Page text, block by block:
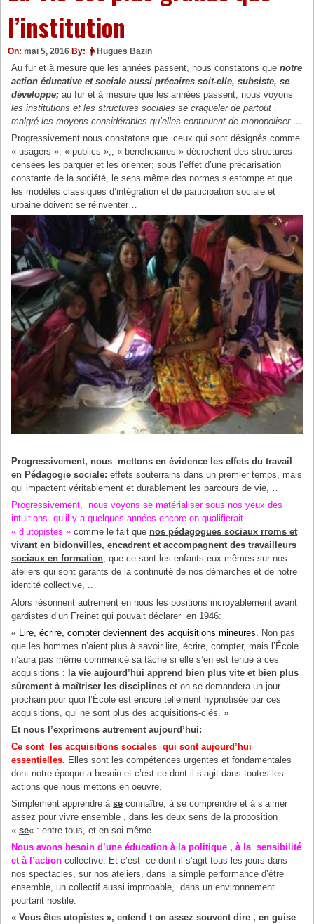
l’institution
On: mai 5, 2016 By: Hugues Bazin
Au fur et à mesure que les années passent, nous constatons quenotre
action éducative et sociale aussi précaires soit-elle, subsiste, se
développe; au fur et à mesure que les années passent, nous voyons
les institutions et les structures sociales se craqueler de partout ,
malgré les moyens considérables qu’elles continuent de monopoliser …
Progressivement nous constatons que ceux qui sont désignés comme
« usagers », « publics »,, « bénéficiaires » décrochent des structures
censées les parquer et les orienter; sous l’effet d’une précarisation
constante de la société, le sens même des normes s’estompe et que
les modèles classiques d’intégration et de participation sociale et
urbaine doivent se réinventer…
Progressivement, nous mettons en évidence les effets du travail
en Pédagogie sociale: effets souterrains dans un premier temps, mais
qui impactent véritablement et durablement les parcours de vie,…
Progressivement, nous voyons se matérialiser sous nos yeux des
intuitions qu’il y a quelques années encore on qualifierait
« d’utopistes » comme le fait que nos pédagogues sociaux rroms et
vivant en bidonvilles, encadrent et accompagnent des travailleurs
sociaux en formation, que ce sont les enfants eux mêmes sur nos
ateliers qui sont garants de la continuité de nos démarches et de notre
identité collective, ..
Alors résonnent autrement en nous les positions incroyablement avant
gardistes d’un Freinet qui pouvait déclarer en 1946:
« Lire, écrire, compter deviennent des acquisitions mineures.
Non pas
que les hommes n’aient plus à savoir lire, écrire, compter, mais l’École
n’aura pas même commencé sa tâche si elle s’en est tenue à ces
acquisitions : la vie aujourd’hui apprend bien plus vite et bien plus
sûrement à maîtriser les disciplines et on se demandera un jour
prochain pour quoi l’École est encore tellement hypnotisée par ces
acquisitions, qui ne sont plus des acquisitions-clés. »
Et nous l’exprimons autrement aujourd’hui:
Ce sont les acquisitions sociales qui sont aujourd’hui
essentielles. Elles sont les compétences urgentes et fondamentales
dont notre époque a besoin et c’est ce dont il s’agit dans toutes les
actions que nous mettons en oeuvre.
Simplement apprendre àse connaître, à se comprendre et à s’aimer
assez pour vivre ensemble , dans les deux sens de la proposition
«se« : entre tous, et en soi même.
Nous avons besoin d’une éducation à la politique , à la sensibilité
et à l’action collective. Et c’est ce dont il s’agit tous les jours dans
nos spectacles, sur nos ateliers, dans la simple performance d’être
ensemble, un collectif aussi improbable, dans un environnement
pourtant hostile.
« Vous êtes utopistes », entend t on assez souvent dire , en guise